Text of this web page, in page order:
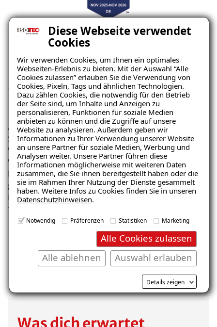
Diese Webseite verwendet
Cookies
Wir verwenden Cookies, um Ihnen ein optimales
Webseiten-Erlebnis zu bieten. Mit der Auswahl “Alle
Cookies zulassen” erlauben Sie die Verwendung von
Cookies, Pixeln, Tags und ähnlichen Technologien.
Dazu zählen Cookies, die notwendig für den Betrieb
der Seite sind, um Inhalte und Anzeigen zu
personalisieren, Funktionen für soziale Medien
anbieten zu können und die Zugriffe auf unsere
Website zu analysieren. Außerdem geben wir
Informationen zu Ihrer Verwendung unserer Website
an unsere Partner für soziale Medien, Werbung und
Analysen weiter. Unsere Partner führen diese
Informationen möglicherweise mit weiteren Daten
zusammen, die Sie ihnen bereitgestellt haben oder die
sie im Rahmen Ihrer Nutzung der Dienste gesammelt
haben. Weitere Infos zu Cookies finden Sie in unseren
Datenschutzhinweisen.
Notwendig Präferenzen Statistiken Marketing
Alle Cookies zulassen
Auswahl erlauben
Alle ablehnen
Details zeigen
„Bester Arbeitgeber in
Nordrhein-Westfalen“ 2026
Abdichtungstechnik Mike Mines GmbH zählt zu den
Siegern der diesjährigen Great Place to Work
Wettbewerbe „Beste Arbeitgeber in Nordrhein-
Westfalen“ . Dies wurde vom Forschungs- und
Beratungsinstitut Great Place to Work bekannt
gegeben. Ausgezeichnet wurden Unternehmen, die
ihren Beschäftigten besonders attraktive und
förderliche Arbeitsbedingungen bieten.
Was dich erwartet